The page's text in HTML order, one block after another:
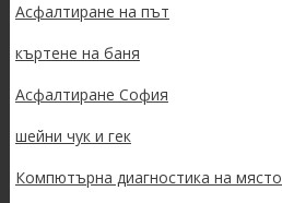
Асфалтиране на път
къртене на баня
Асфалтиране София
шейни чук и гек
Компютърна диагностика на място